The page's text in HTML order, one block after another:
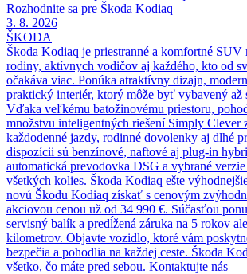
Rozhodnite sa pre Škoda Kodiaq
3. 8. 2026
ŠKODA
Škoda Kodiaq je priestranné a komfortné SUV
rodiny, aktívnych vodičov aj každého, kto od
očakáva viac. Ponúka atraktívny dizajn,
praktický interiér, ktorý môže byť vybavený až
Vďaka veľkému batožinovému priestoru,
množstvu inteligentných riešení Simply Clever
každodenné jazdy, rodinné dovolenky aj dlhé
dispozícii sú benzínové, naftové aj plug-in
automatická prevodovka DSG a vybrané
všetkých kolies. Škoda Kodiaq ešte
novú Škodu Kodiaq získať s cenovým
akciovou cenou už od 34 990 €. Súčasťou
servisný balík a predĺžená záruka na 5 rokov
kilometrov. Objavte vozidlo, ktoré vám
bezpečia a pohodlia na každej ceste. Škoda
všetko, čo máte pred sebou. Kontaktujte nás